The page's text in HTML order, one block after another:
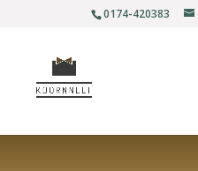
0174-420383